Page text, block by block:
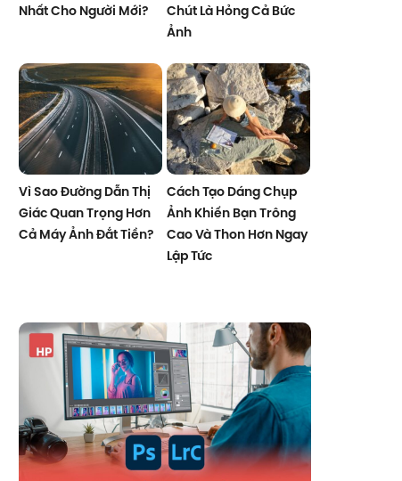
Nhất Cho Người Mới?
Chút Là Hỏng Cả Bức
Ảnh
Vì Sao Đường Dẫn Thị
Giác Quan Trọng Hơn
Cả Máy Ảnh Đắt Tiền?
Cách Tạo Dáng Chụp
Ảnh Khiến Bạn Trông
Cao Và Thon Hơn Ngay
Lập Tức